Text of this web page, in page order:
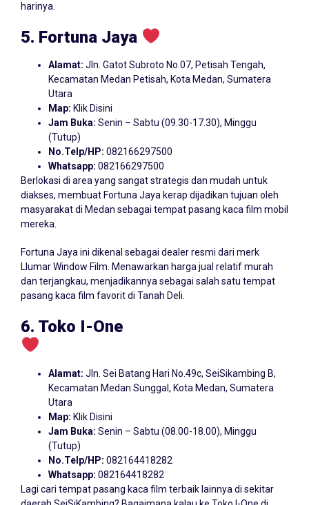
harinya.
5. Fortuna Jaya
Alamat: Jln. Gatot Subroto No.07, Petisah Tengah,
Kecamatan Medan Petisah, Kota Medan, Sumatera
Utara
Map: Klik Disini
Jam Buka: Senin – Sabtu (09.30-17.30), Minggu
(Tutup)
No.Telp/HP: 082166297500
Whatsapp: 082166297500
Berlokasi di area yang sangat strategis dan mudah untuk
diakses, membuat Fortuna Jaya kerap dijadikan tujuan oleh
masyarakat di Medan sebagai tempat pasang kaca film mobil
mereka.
Fortuna Jaya ini dikenal sebagai dealer resmi dari merk
Llumar Window Film. Menawarkan harga jual relatif murah
dan terjangkau, menjadikannya sebagai salah satu tempat
pasang kaca film favorit di Tanah Deli.
6. Toko I-One
Alamat: Jln. Sei Batang Hari No.49c, SeiSikambing B,
Kecamatan Medan Sunggal, Kota Medan, Sumatera
Utara
Map: Klik Disini
Jam Buka: Senin – Sabtu (08.00-18.00), Minggu
(Tutup)
No.Telp/HP: 082164418282
Whatsapp: 082164418282
Lagi cari tempat pasang kaca film terbaik lainnya di sekitar